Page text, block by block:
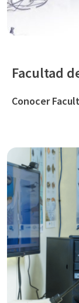
Facultad
Conocer